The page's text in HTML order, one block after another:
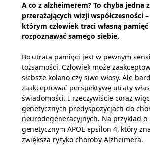
A co z alzheimerem? To chyba jedna
przerażających wizji współczesności
którym człowiek traci własną
rozpoznawać samego siebie.
Bo utrata pamięci jest w pewnym
tożsamości. Człowiek może
słabsze kolano czy siwe włosy. Ale
zaakceptować perspektywę utraty
świadomości. I rzeczywiście coraz
genetycznych predyspozycjach do
neurodegeneracyjnych. Na przykład
genetycznym APOE epsilon 4, który
zwiększa ryzyko choroby Alzheimera.